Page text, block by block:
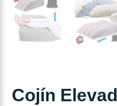
Cojín